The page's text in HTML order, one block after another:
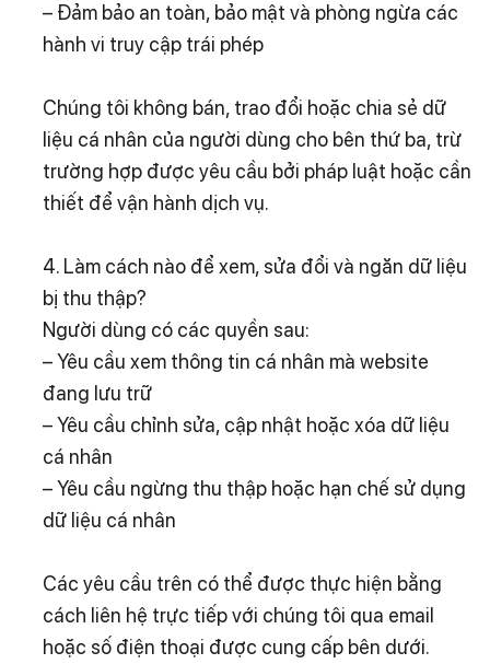
– Đảm bảo an toàn, bảo mật và phòng ngừa các
hành vi truy cập trái phép
Chúng tôi không bán, trao đổi hoặc chia sẻ dữ
liệu cá nhân của người dùng cho bên thứ ba, trừ
trường hợp được yêu cầu bởi pháp luật hoặc cần
thiết để vận hành dịch vụ.
4. Làm cách nào để xem, sửa đổi và ngăn dữ liệu
bị thu thập?
Người dùng có các quyền sau:
– Yêu cầu xem thông tin cá nhân mà website
đang lưu trữ
– Yêu cầu chỉnh sửa, cập nhật hoặc xóa dữ liệu
cá nhân
– Yêu cầu ngừng thu thập hoặc hạn chế sử dụng
dữ liệu cá nhân
Các yêu cầu trên có thể được thực hiện bằng
cách liên hệ trực tiếp với chúng tôi qua email
hoặc số điện thoại được cung cấp bên dưới.